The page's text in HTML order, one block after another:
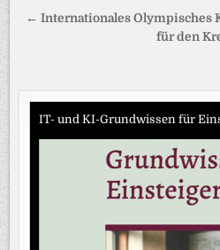
← Internationales Olympisches
für den
IT- und KI-Grundwissen für